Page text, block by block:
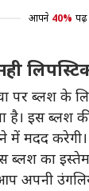
आपने 40% पढ़
पर ब्लश के
है। इस ब्लश
में मदद करेगी।
ब्लश का
अपनी